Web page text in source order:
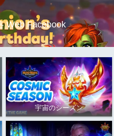
Web Facebook
宇宙のシーズン